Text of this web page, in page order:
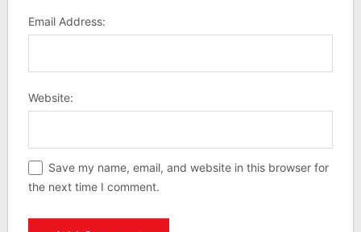
Email Address:
Website:
Save my name, email, and website in this browser for
the next time I comment.